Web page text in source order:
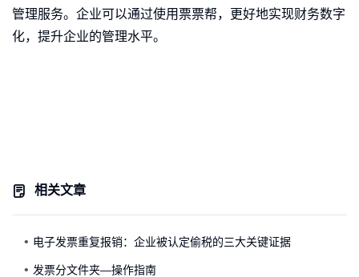
管理服务。企业可以通过使用票票帮，更好地实现财务数字
化，提升企业的管理水平。
相关文章
电子发票重复报销：企业被认定偷税的三大关键证据
发票分文件夹—操作指南